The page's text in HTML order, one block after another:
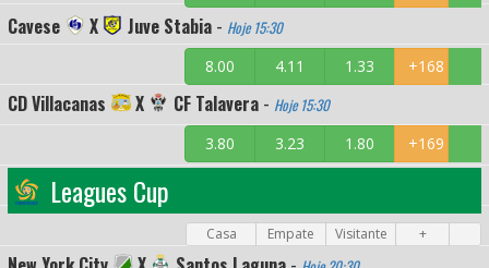
Cavese X Juve Stabia - Hoje 15:30
8.00 4.11 1.33 +168
CD Villacanas X CF Talavera - Hoje 15:30
3.80 3.23 1.80 +169
Leagues Cup
Casa Empate Visitante +